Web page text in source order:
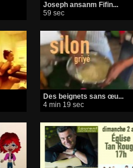
Joseph ansanm Fifin...
59 sec
Des beignets sans œu...
4 min 19 sec